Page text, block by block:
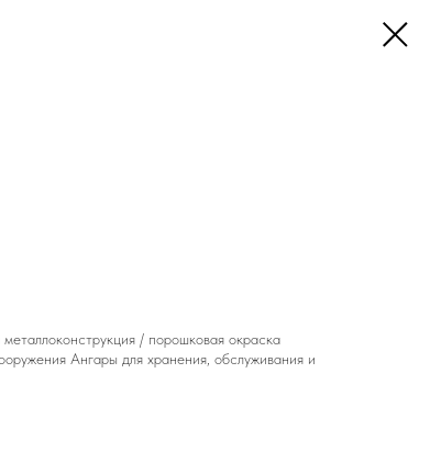
/ порошковая окраска
Ангары для хранения, обслуживания и